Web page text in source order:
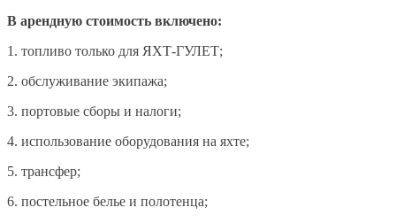
В арендную стоимость включено:
1. топливо только для ЯХТ-ГУЛЕТ;
2. обслуживание экипажа;
3. портовые сборы и налоги;
4. использование оборудования на яхте;
5. трансфер;
6. постельное белье и полотенца;